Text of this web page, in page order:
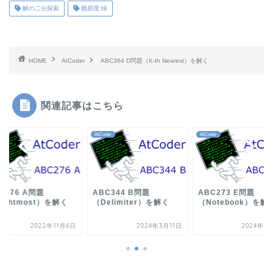
解の二分探索 難易度:緑
HOME AtCoder ABC364 D問題（K-th Nearest）を解く
関連記事はこちら
A問題
）を解く
2022年11月6日
AtCoder
ABC344 B問題
（Delimiter）を解く
2024年3月11日
AtCoder
ABC273 E問題
（Notebook）を解
2024年5